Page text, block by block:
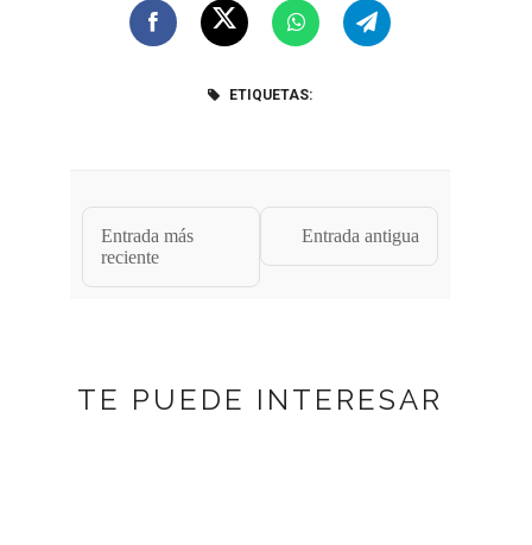
ETIQUETAS:
Entrada más
reciente
Entrada antigua
TE PUEDE INTERESAR